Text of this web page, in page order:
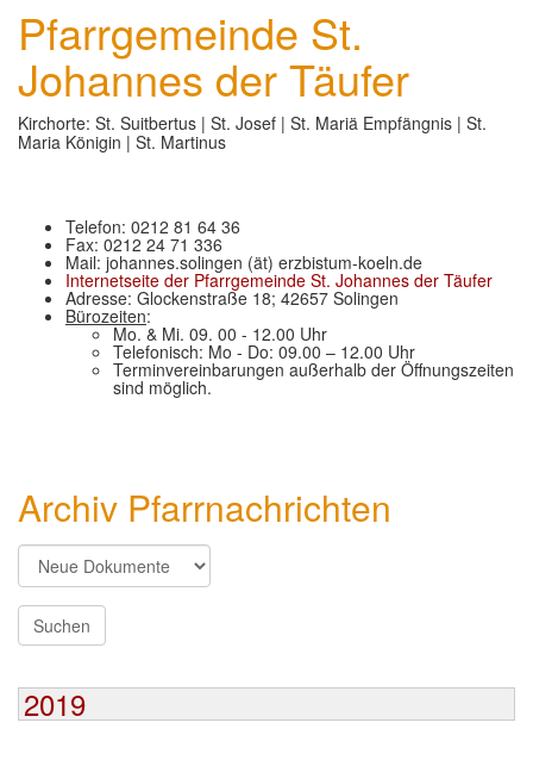
Pfarrgemeinde St.
Johannes der Täufer
Kirchorte: St. Suitbertus | St. Josef | St. Mariä Empfängnis | St.
Maria Königin | St. Martinus
Telefon: 0212 81 64 36
Fax: 0212 24 71 336
Mail: johannes.solingen (ät) erzbistum-koeln.de
Internetseite der Pfarrgemeinde St. Johannes der Täufer
Adresse: Glockenstraße 18; 42657 Solingen
Bürozeiten:
Mo. & Mi. 09. 00 - 12.00 Uhr
Telefonisch: Mo - Do: 09.00 – 12.00 Uhr
Terminvereinbarungen außerhalb der Öffnungszeiten
sind möglich.
Archiv Pfarrnachrichten
2019